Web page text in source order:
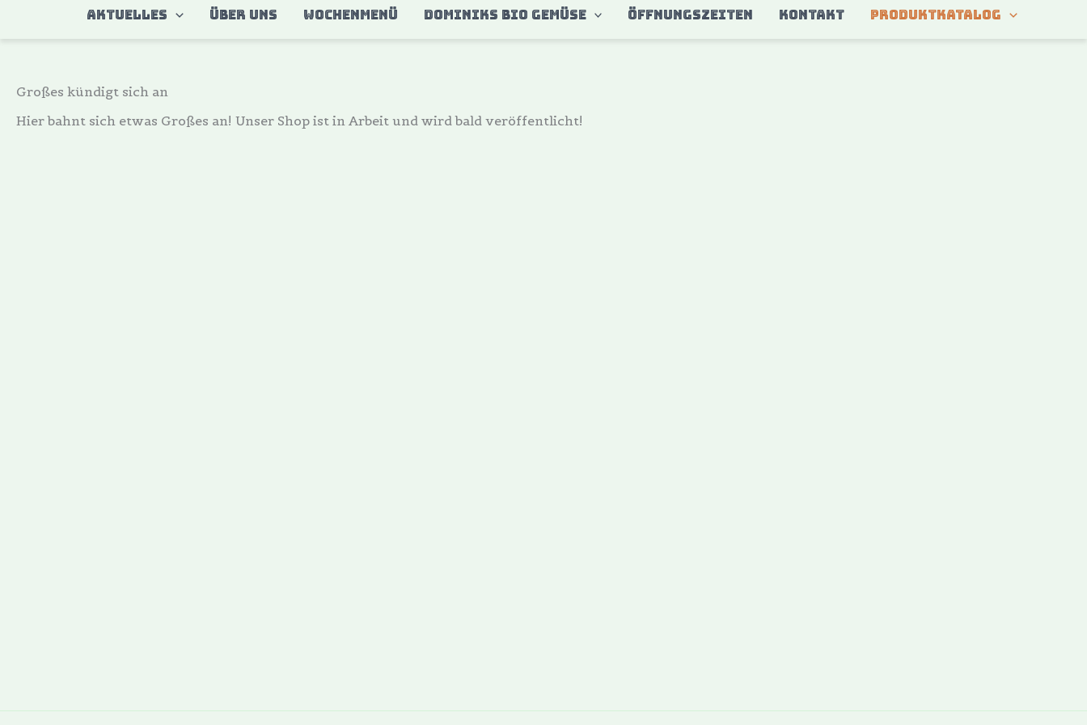
AKTUELLES ÜBER UNS WOCHENMENÜ DOMINIKS BIO GEMÜSE ÖFFNUNGSZEITEN KONTAKT Produktkatalog
Großes kündigt sich an
Hier bahnt sich etwas Großes an! Unser Shop ist in Arbeit und wird bald veröffentlicht!